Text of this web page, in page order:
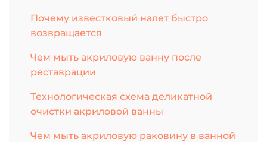
Почему известковый налет быстро
возвращается
Чем мыть акриловую ванну после
реставрации
Технологическая схема деликатной
очистки акриловой ванны
Чем мыть акриловую раковину в ванной